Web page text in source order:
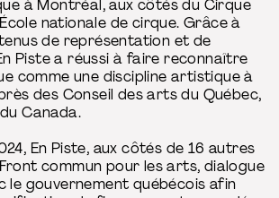
à Montréal, aux côtés du Cirque
nationale de cirque. Grâce à
de représentation et de
Piste a réussi à faire reconnaître
comme une discipline artistique à
des Conseil des arts du Québec,
Canada.
En Piste, aux côtés de 16 autres
commun pour les arts, dialogue
le gouvernement québécois afin